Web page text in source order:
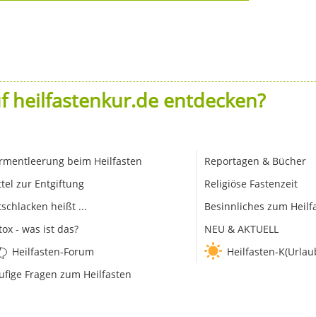
heilfastenkur.de entdecken?
beim Heilfasten
zur Entgiftung
heißt ...
- was ist das?
Heilfasten-Forum
Fragen zum Heilfasten
Reportagen & Bücher
Religiöse Fastenzeit
Besinnliches zum
NEU & AKTUELL
Heilfasten-